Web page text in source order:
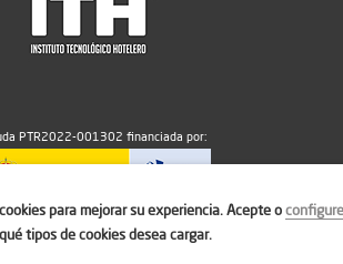
PTR2022-001302 financiada por:
AEI/10.13039/501100011033
para mejorar su experiencia. Acepte oconfigure
qué tipos de cookies desea cargar.